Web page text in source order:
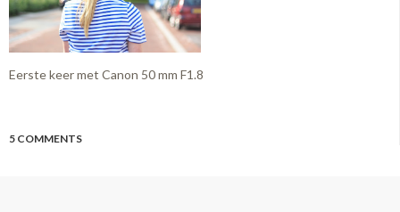
Eerste keer met Canon 50 mm F1.8
5 COMMENTS